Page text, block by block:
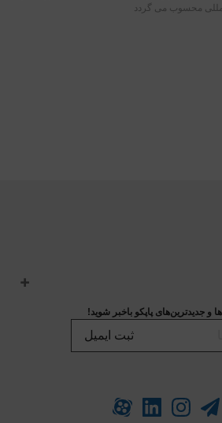
محسوب می گردد
و جدیدترین‌های پاپکو باخبر شوید!
ثبت ایمیل